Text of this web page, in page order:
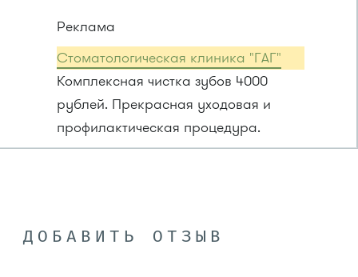
Реклама
Стоматологическая клиника "ГАГ"
Комплексная чистка зубов 4000
рублей. Прекрасная уходовая и
профилактическая процедура.
ДОБАВИТЬ ОТЗЫВ